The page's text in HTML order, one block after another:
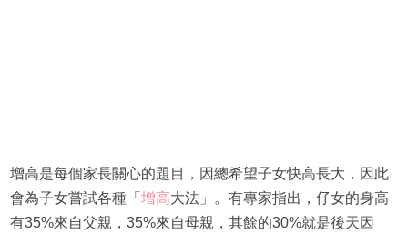
增高是每個家長關心的題目，因總希望子女快高長大，因此
會為子女嘗試各種「 增高大法」。有專家指出，仔女的身高
有35%來自父親，35%來自母親，其餘的30%就是後天因